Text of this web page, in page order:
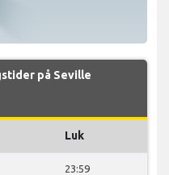
på Seville
Luk
23:59